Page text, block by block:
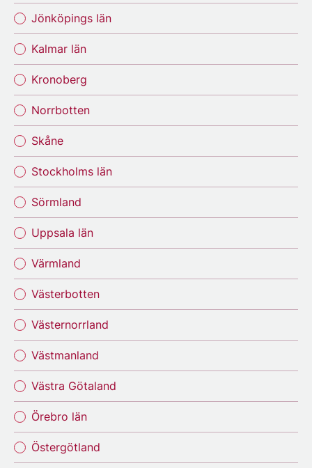
Jönköpings län
Kalmar län
Kronoberg
Norrbotten
Skåne
Stockholms län
Sörmland
Uppsala län
Värmland
Västerbotten
Västernorrland
Västmanland
Västra Götaland
Örebro län
Östergötland